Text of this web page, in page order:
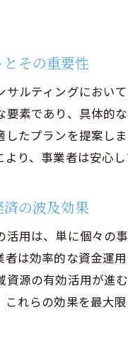
成功するため
申請成功率
戦略的な資源
経営コンサル
経営コンサルティ
財務体質の改
人材育成と
技術革新と新
持続可能な成
事業基盤強化
その重要性
ルティングにおい
素であり、具体的
たプランを提案し
り、事業者は安心
の波及効果
用は、単に個々の
は効率的な資金運
資源の有効活用が進
れらの効果を最大